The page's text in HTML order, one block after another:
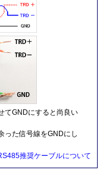
てGNDにすると尚良い
った信号線をGNDにし
推奨ケーブルについて